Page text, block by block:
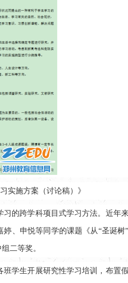
实施方案（讨论稿）》
的跨学科项目式学习方法。近年
、申悦等同学的课题《从“圣诞
二等奖。
学生开展研究性学习培训，布置